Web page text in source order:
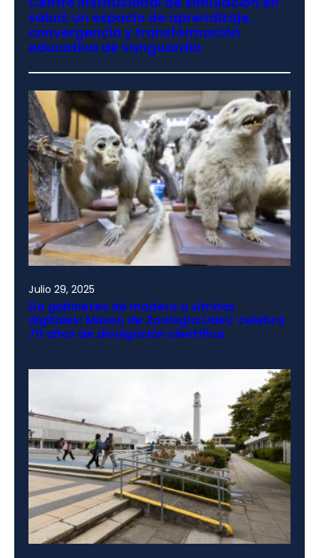
salud: un espacio de aprendizaje,
convergencia y transformación
educativa de vanguardia
Julio 29, 2025
De gabinetes de madera a vitrinas
digitales: Museo de Zoología UdeC celebra
70 años de divulgación científica